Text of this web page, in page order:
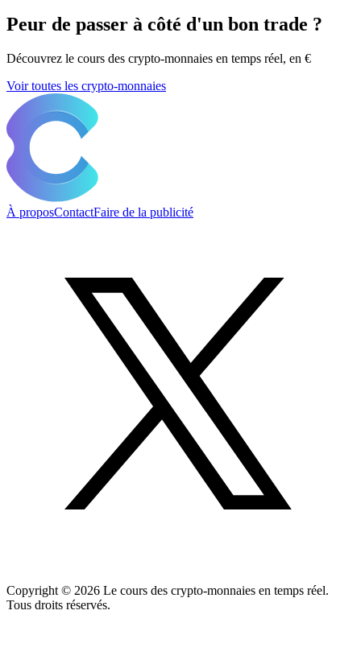
Peur de passer à côté d'un bon trade ?
Découvrez le cours des crypto-monnaies en temps réel, en €
Voir toutes les crypto-monnaies
À proposContactFaire de la publicité
Copyright © 2026 Le cours des crypto-monnaies en temps réel.
Tous droits réservés.